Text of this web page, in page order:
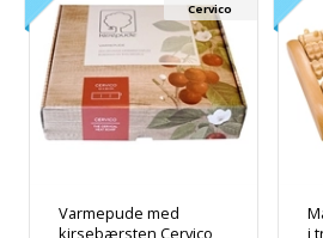
Varmepude med
kirsebærsten Cervico
Cervico
i